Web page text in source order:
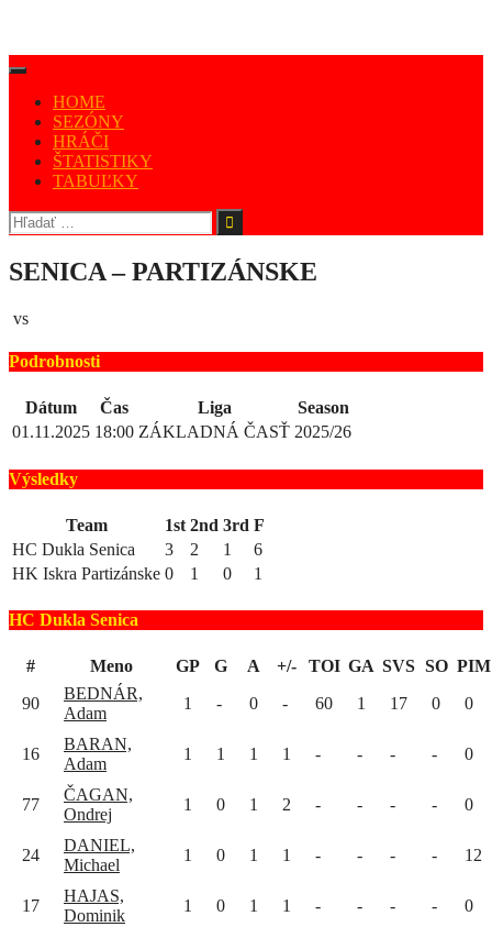
HOME
SEZÓNY
HRÁČI
ŠTATISTIKY
TABUĽKY
SENICA – PARTIZÁNSKE
vs
Podrobnosti
Dátum Čas Liga
Season
01.11.2025 18:00 ZÁKLADNÁ ČASŤ 2025/26
Výsledky
Team 1st 2nd 3rd F
HC Dukla Senica
3 2 1
6
HK Iskra Partizánske 0 1 0 1
HC Dukla Senica
# Meno GP G A +/- TOI GA SVS SO PIM
90
BEDNÁR,
Adam
1 - 0 - 60 1 17 0 0
16
BARAN,
Adam
1 1 1 1 - - - - 0
77
ČAGAN,
Ondrej
1 0 1 2 - - - - 0
24
DANIEL,
Michael
1 0 1 1 - - - - 12
17
HAJAS,
Dominik
1 0 1 1 - - - - 0